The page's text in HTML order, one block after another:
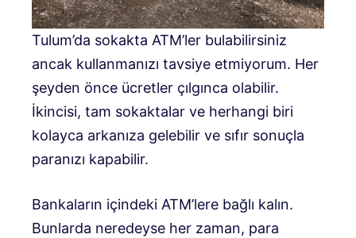
Tulum’da sokakta ATM’ler bulabilirsiniz
ancak kullanmanızı tavsiye etmiyorum. Her
şeyden önce ücretler çılgınca olabilir.
İkincisi, tam sokaktalar ve herhangi biri
kolayca arkanıza gelebilir ve sıfır sonuçla
paranızı kapabilir.
Bankaların içindeki ATM’lere bağlı kalın.
Bunlarda neredeyse her zaman, para